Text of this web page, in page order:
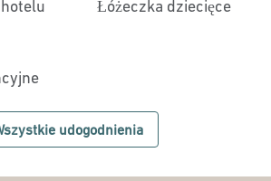
Łóżeczka dziecięce
udogodnienia